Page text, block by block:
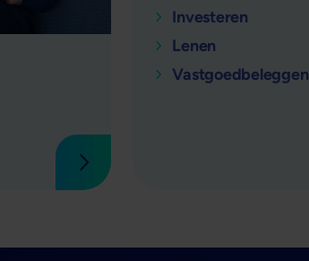
Lees verder
Investeren
Lenen
Vastgoedbeleggen